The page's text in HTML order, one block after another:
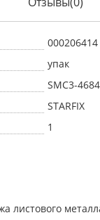
000206414
упак
SMC3-
STARFIX
1
листового